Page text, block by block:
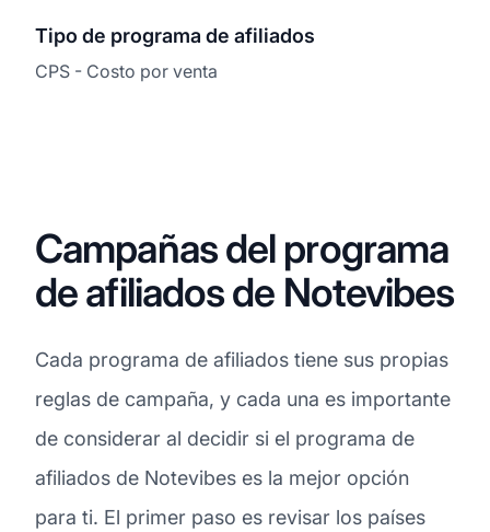
Tipo de programa de afiliados
CPS - Costo por venta
Campañas del programa
de afiliados de Notevibes
Cada programa de afiliados tiene sus propias
reglas de campaña, y cada una es importante
de considerar al decidir si el programa de
afiliados de Notevibes es la mejor opción
para ti. El primer paso es revisar los países